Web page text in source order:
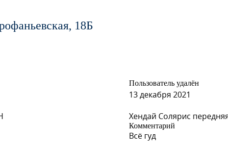
COASTAL BLUE, BRILLIANT
18Б
Пользователь удалён
13 декабря 2021
Хендай Солярис
Комментарий
Всё гуд